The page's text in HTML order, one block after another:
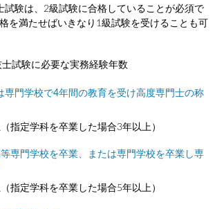
試験は、2級試験に合格していることが必須で
を満たせばいきなり1級試験を受けることも可
試験に必要な実務経験年数
専門学校で4年間の教育を受け高度専門士の称
指定学科を卒業した場合3年以上）
専門学校を卒業、または専門学校を卒業し専
指定学科を卒業した場合5年以上）